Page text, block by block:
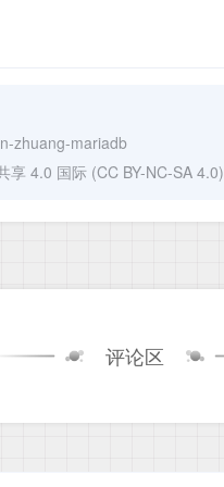
zhuang-mariadb
享 4.0 国际 (CC BY-NC-SA 4.0)
评论区